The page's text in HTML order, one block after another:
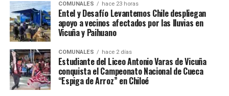
COMUNALES hace 23 horas
Entel y Desafío Levantemos Chile despliegan
apoyo a vecinos afectados por las lluvias en
Vicuña y Paihuano
COMUNALES hace 2 días
Estudiante del Liceo Antonio Varas de Vicuña
conquista el Campeonato Nacional de Cueca
“Espiga de Arroz” en Chiloé